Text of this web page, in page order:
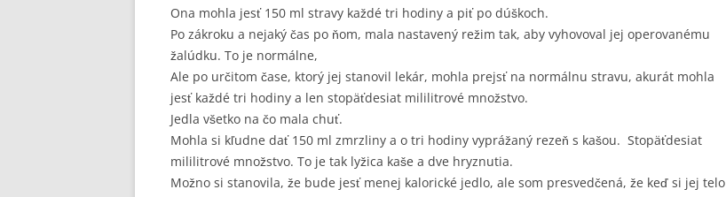
Ona mohla jesť 150 ml stravy každé tri hodiny a piť po dúškoch.
Po zákroku a nejaký čas po ňom, mala nastavený režim tak, aby vyhovoval jej operovanému
žalúdku. To je normálne,
Ale po určitom čase, ktorý jej stanovil lekár, mohla prejsť na normálnu stravu, akurát mohla
jesť každé tri hodiny a len stopäťdesiat mililitrové množstvo.
Jedla všetko na čo mala chuť.
Mohla si kľudne dať 150 ml zmrzliny a o tri hodiny vyprážaný rezeň s kašou. Stopäťdesiat
mililitrové množstvo. To je tak lyžica kaše a dve hryznutia.
Možno si stanovila, že bude jesť menej kalorické jedlo, ale som presvedčená, že keď si jej telo